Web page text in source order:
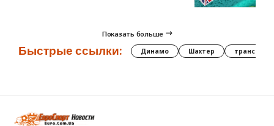
Показать больше
Быстрые ссылки: Динамо Шахтер трансферы